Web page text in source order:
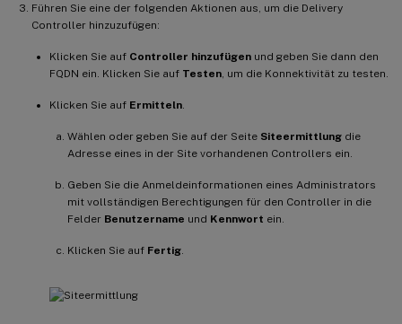
Führen Sie eine der folgenden Aktionen aus, um die Delivery
Controller hinzuzufügen:
Klicken Sie auf Controller hinzufügen und geben Sie dann den
FQDN ein. Klicken Sie auf Testen , um die Konnektivität zu testen.
Klicken Sie auf Ermitteln
Wählen oder geben Sie auf der Seite Siteermittlung die
Adresse eines in der Site vorhandenen Controllers ein.
Geben Sie die Anmeldeinformationen eines Administrators
mit vollständigen Berechtigungen für den Controller in die
Felder Benutzername und Kennwort ein.
Klicken Sie auf Fertig